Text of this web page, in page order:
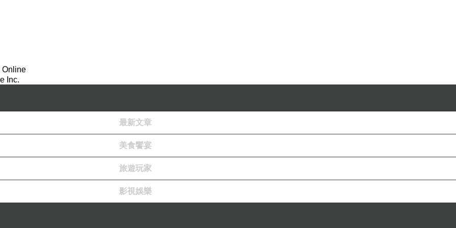
Online
Inc.
最新文章
美食饗宴
旅遊玩家
影視娛樂